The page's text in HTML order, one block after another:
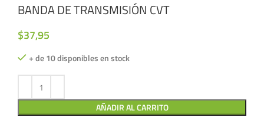
BANDA DE TRANSMISIÓN CVT
$37,95
+ de 10 disponibles en stock
AÑADIR AL CARRITO